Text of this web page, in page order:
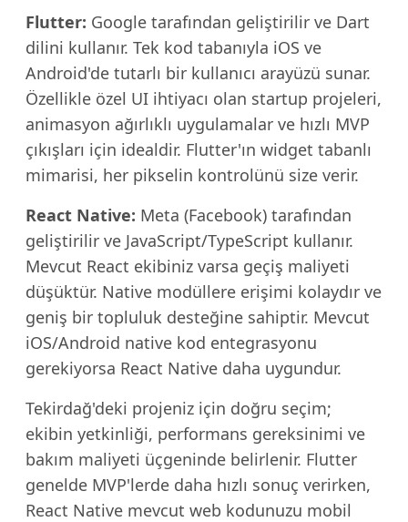
Flutter: Google tarafından geliştirilir ve Dart
dilini kullanır. Tek kod tabanıyla iOS ve
Android'de tutarlı bir kullanıcı arayüzü sunar.
Özellikle özel UI ihtiyacı olan startup projeleri,
animasyon ağırlıklı uygulamalar ve hızlı MVP
çıkışları için idealdir. Flutter'ın widget tabanlı
mimarisi, her pikselin kontrolünü size verir.
React Native: Meta (Facebook) tarafından
geliştirilir ve JavaScript/TypeScript kullanır.
Mevcut React ekibiniz varsa geçiş maliyeti
düşüktür. Native modüllere erişimi kolaydır ve
geniş bir topluluk desteğine sahiptir. Mevcut
iOS/Android native kod entegrasyonu
gerekiyorsa React Native daha uygundur.
Tekirdağ'deki projeniz için doğru seçim;
ekibin yetkinliği, performans gereksinimi ve
bakım maliyeti üçgeninde belirlenir. Flutter
genelde MVP'lerde daha hızlı sonuç verirken,
React Native mevcut web kodunuzu mobil